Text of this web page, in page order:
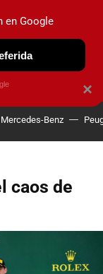
Mercedes-Benz
caos de
×
en Google